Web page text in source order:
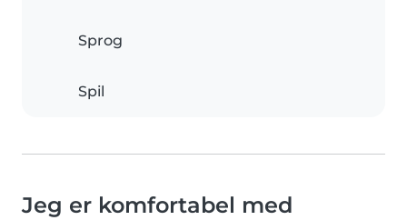
Sprog
Spil
Jeg er komfortabel med